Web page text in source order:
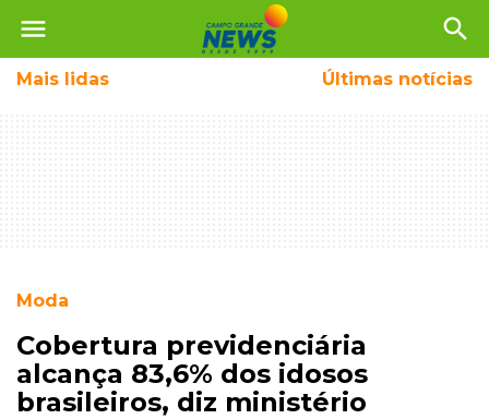
menu search
Mais lidas Últimas notícias
Moda
Cobertura previdenciária
alcança 83,6% dos idosos
brasileiros, diz ministério